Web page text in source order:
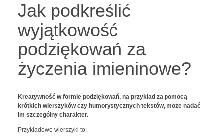
Jak podkreślić
wyjątkowość
podziękowań za
życzenia imieninowe?
Kreatywność w formie podziękowań, na przykład za pomocą
krótkich wierszyków czy humorystycznych tekstów, może nadać
im szczególny charakter.
Przykładowe wierszyki to: